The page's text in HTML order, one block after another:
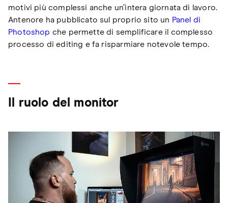
motivi più complessi anche un’intera giornata di lavoro.
Antenore ha pubblicato sul proprio sito un Panel di
Photoshop che permette di semplificare il complesso
processo di editing e fa risparmiare notevole tempo.
Il ruolo del monitor